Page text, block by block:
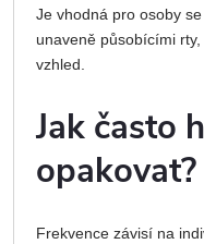
Je vhodná pro osoby
unaveně působícími
vzhled.
Jak často
opakovat?
Frekvence závisí na